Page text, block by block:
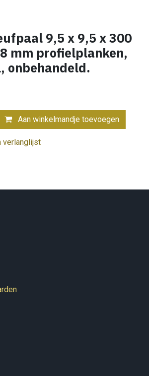
9,5 x 9,5 x 300
mm profielplanken,
onbehandeld.
Aan winkelmandje toevoegen
verlanglijst